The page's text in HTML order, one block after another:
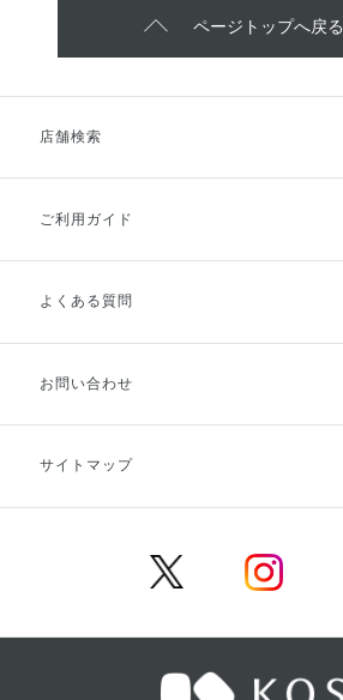
ページトップへ戻る
店舗検索
ご利用ガイド
ご利用ガイドトップ
お支払方法
キャンセル・返品・交換
よくある質問
お問い合わせ
サイトマップ